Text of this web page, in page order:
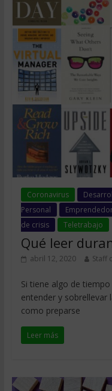
Coronavirus
Personal
de crisis
Teletrabajo
Qué leer
abril 12, 2020 Staff
Si tiene algo de
entender y sobrellevar
como preparse
Leer más